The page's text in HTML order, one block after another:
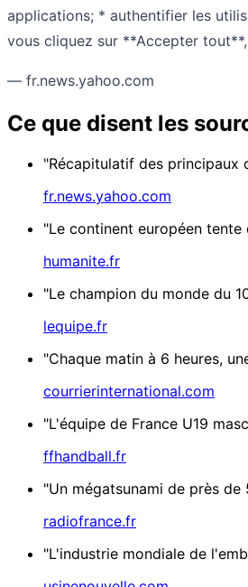
applications; * authentifier les
vous cliquez sur **Accepter
— fr.news.yahoo.com
Ce que disent les
"Récapitulatif des principaux
fr.news.yahoo.com
"Le continent européen
humanite.fr
"Le champion du monde du
lequipe.fr
"Chaque matin à 6 heures,
courrierinternational.com
"L'équipe de France U19
ffhandball.fr
"Un mégatsunami de près
radiofrance.fr
"L'industrie mondiale de